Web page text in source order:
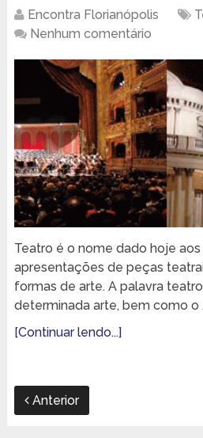
Encontra Florianópolis
Nenhum comentário
Teatro é o nome dado hoje
apresentações de peças
formas de arte. A palavra
determinada arte, bem como o
[Continuar lendo...]
Anterior